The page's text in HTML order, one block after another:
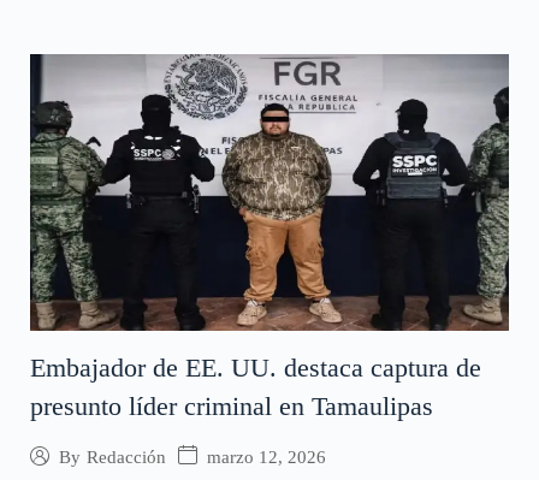
Embajador de EE. UU. destaca captura de
presunto líder criminal en Tamaulipas
By Redacción marzo 12, 2026